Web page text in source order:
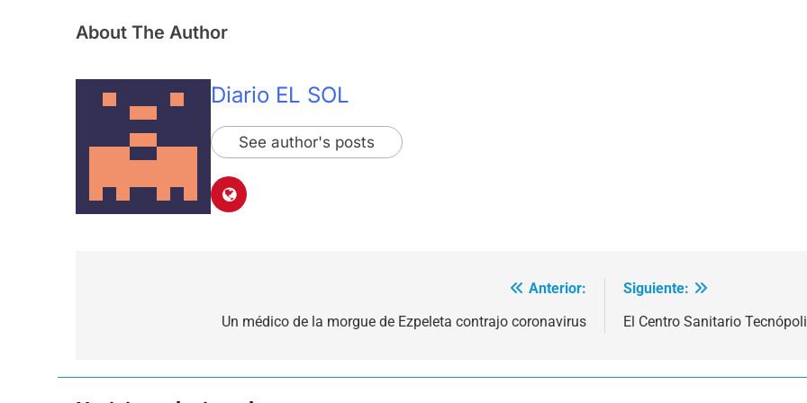
About The Author
Diario EL SOL
See author's posts
Anterior:
Un médico de la morgue de Ezpeleta contrajo coronavirus
Siguiente:
El Centro Sanitario